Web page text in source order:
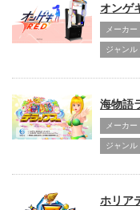
オンゲ
メーカー
海物語
メーカー
ホリア